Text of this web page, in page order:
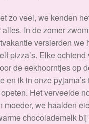
zo veel, we kenden
In de zomer
versierden we
pizza’s. Elke
de eekhoorntjes op
en ik in onze
Het verveelde
moeder, we haalden
chocolademelk